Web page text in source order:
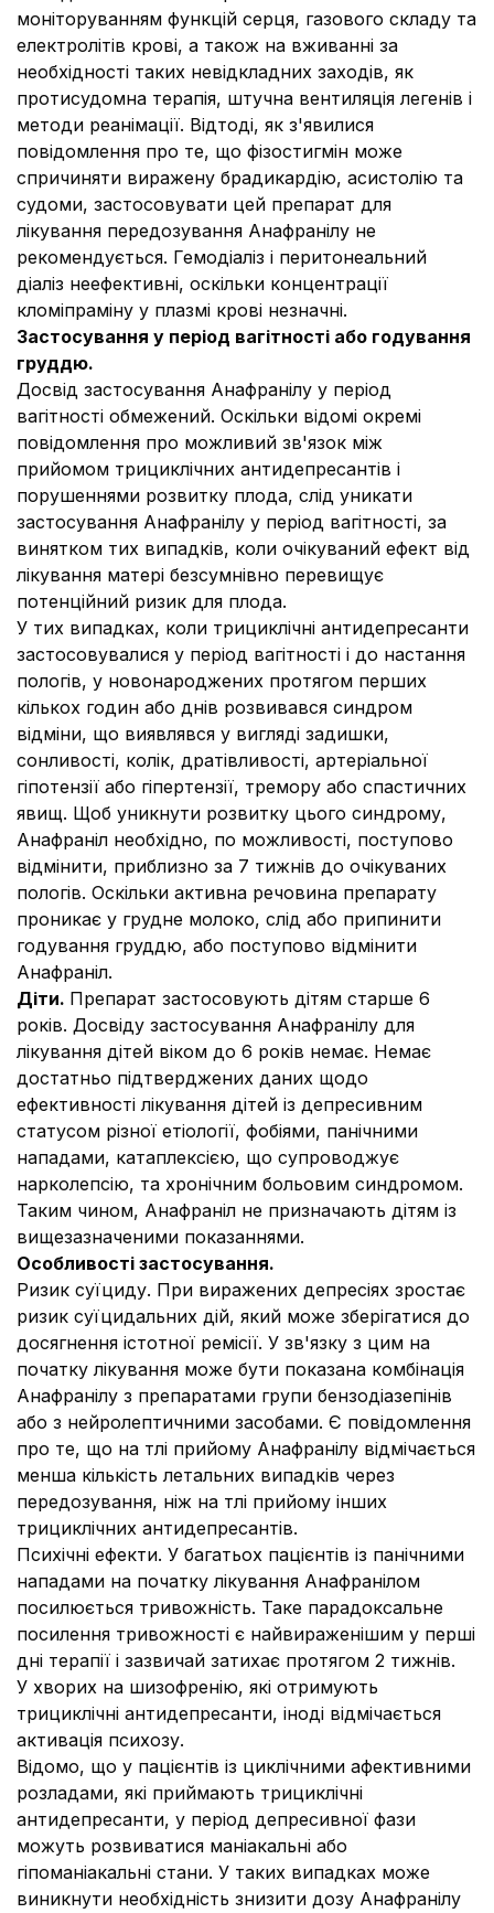
моніторуванням функцій серця, газового складу та
електролітів крові, а також на вживанні за
необхідності таких невідкладних заходів, як
протисудомна терапія, штучна вентиляція легенів і
методи реанімації. Відтоді, як з'явилися
повідомлення про те, що фізостигмін може
спричиняти виражену брадикардію, асистолію та
судоми, застосовувати цей препарат для
лікування передозування Анафранілу не
рекомендується. Гемодіаліз і перитонеальний
діаліз неефективні, оскільки концентрації
кломіпраміну у плазмі крові незначні.
Застосування у період вагітності або годування
груддю.
Досвід застосування Анафранілу у період
вагітності обмежений. Оскільки відомі окремі
повідомлення про можливий зв'язок між
прийомом трициклічних антидепресантів і
порушеннями розвитку плода, слід уникати
застосування Анафранілу у період вагітності, за
винятком тих випадків, коли очікуваний ефект від
лікування матері безсумнівно перевищує
потенційний ризик для плода.
У тих випадках, коли трициклічні антидепресанти
застосовувалися у період вагітності і до настання
пологів, у новонароджених протягом перших
кількох годин або днів розвивався синдром
відміни, що виявлявся у вигляді задишки,
сонливості, колік, дратівливості, артеріальної
гіпотензії або гіпертензії, тремору або спастичних
явищ. Щоб уникнути розвитку цього синдрому,
Анафраніл необхідно, по можливості, поступово
відмінити, приблизно за 7 тижнів до очікуваних
пологів. Оскільки активна речовина препарату
проникає у грудне молоко, слід або припинити
годування груддю, або поступово відмінити
Анафраніл.
Діти. Препарат застосовують дітям старше 6
років. Досвіду застосування Анафранілу для
лікування дітей віком до 6 років немає. Немає
достатньо підтверджених даних щодо
ефективності лікування дітей із депресивним
статусом різної етіології, фобіями, панічними
нападами, катаплексією, що супроводжує
нарколепсію, та хронічним больовим синдромом.
Таким чином, Анафраніл не призначають дітям із
вищезазначеними показаннями.
Особливості застосування.
Ризик суїциду. При виражених депресіях зростає
ризик суїцидальних дій, який може зберігатися до
досягнення істотної ремісії. У зв'язку з цим на
початку лікування може бути показана комбінація
Анафранілу з препаратами групи бензодіазепінів
або з нейролептичними засобами. Є повідомлення
про те, що на тлі прийому Анафранілу відмічається
менша кількість летальних випадків через
передозування, ніж на тлі прийому інших
трициклічних антидепресантів.
Психічні ефекти. У багатьох пацієнтів із панічними
нападами на початку лікування Анафранілом
посилюється тривожність. Таке парадоксальне
посилення тривожності є найвираженішим у перші
дні терапії і зазвичай затихає протягом 2 тижнів.
У хворих на шизофренію, які отримують
трициклічні антидепресанти, іноді відмічається
активація психозу.
Відомо, що у пацієнтів із циклічними афективними
розладами, які приймають трициклічні
антидепресанти, у період депресивної фази
можуть розвиватися маніакальні або
гіпоманіакальні стани. У таких випадках може
виникнути необхідність знизити дозу Анафранілу